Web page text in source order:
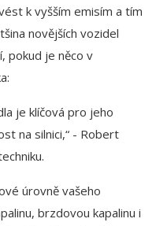
k vyšším emisím a tím
novějších vozidel
pokud je něco v
je klíčová pro jeho
na silnici,“ - Robert
úrovně vašeho
brzdovou kapalinu i